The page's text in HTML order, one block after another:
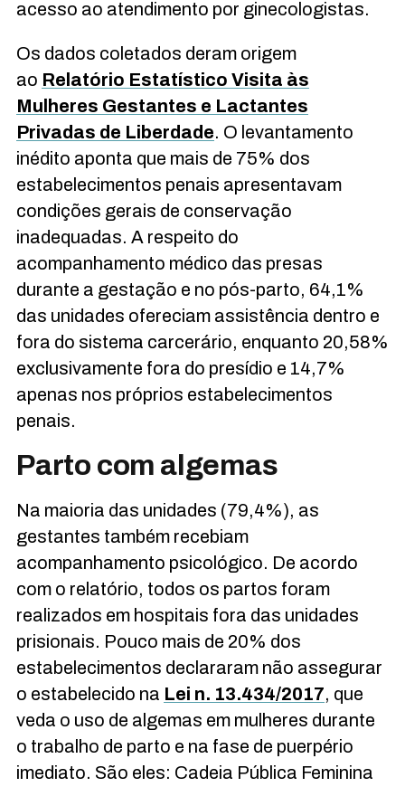
acesso ao atendimento por ginecologistas.
Os dados coletados deram origem
ao Relatório Estatístico Visita às
Mulheres Gestantes e Lactantes
Privadas de Liberdade. O levantamento
inédito aponta que mais de 75% dos
estabelecimentos penais apresentavam
condições gerais de conservação
inadequadas. A respeito do
acompanhamento médico das presas
durante a gestação e no pós-parto, 64,1%
das unidades ofereciam assistência dentro e
fora do sistema carcerário, enquanto 20,58%
exclusivamente fora do presídio e 14,7%
apenas nos próprios estabelecimentos
penais.
Parto com algemas
Na maioria das unidades (79,4%), as
gestantes também recebiam
acompanhamento psicológico. De acordo
com o relatório, todos os partos foram
realizados em hospitais fora das unidades
prisionais. Pouco mais de 20% dos
estabelecimentos declararam não assegurar
o estabelecido na Lei n. 13.434/2017, que
veda o uso de algemas em mulheres durante
o trabalho de parto e na fase de puerpério
imediato. São eles: Cadeia Pública Feminina